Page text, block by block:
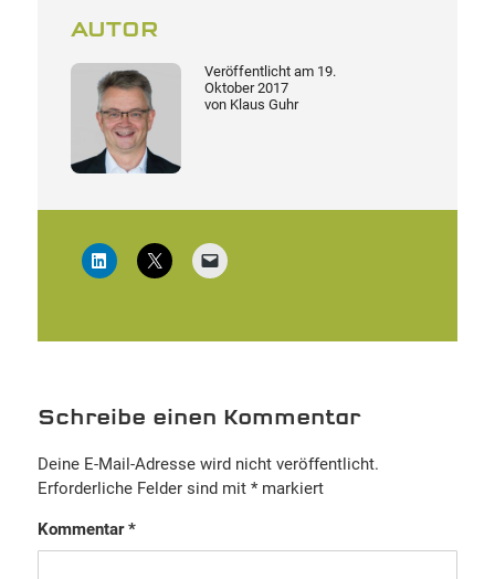
AUTOR
Veröffentlicht am 19.
Oktober 2017
von Klaus Guhr
Schreibe einen Kommentar
Deine E-Mail-Adresse wird nicht veröffentlicht.
Erforderliche Felder sind mit *markiert
Kommentar*